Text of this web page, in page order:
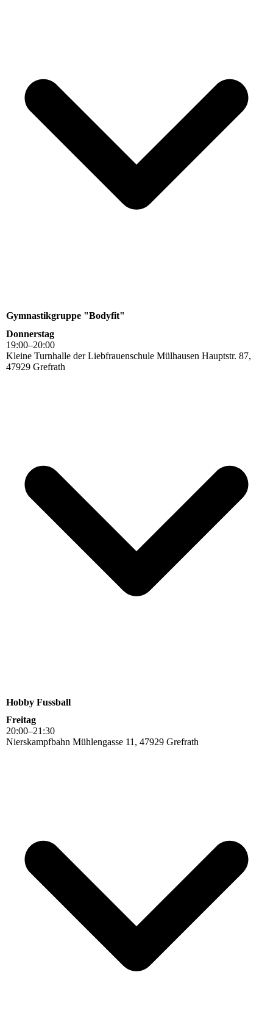
Gymnastikgruppe "Bodyfit"
Donnerstag
19:00–20:00
Kleine Turnhalle der Liebfrauenschule Mülhausen Hauptstr. 87,
47929 Grefrath
Hobby Fussball
Freitag
20:00–21 :30
Nierskampfbahn Mühlengasse 11, 47929 Grefrath